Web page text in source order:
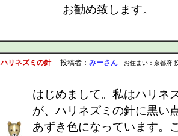
お勧め致します。
ハリネズミの針投稿者： みーさん お住まい：京都府
はじめまして。私はハリネ
が、ハリネズミの針に黒い
あずき色になっています。